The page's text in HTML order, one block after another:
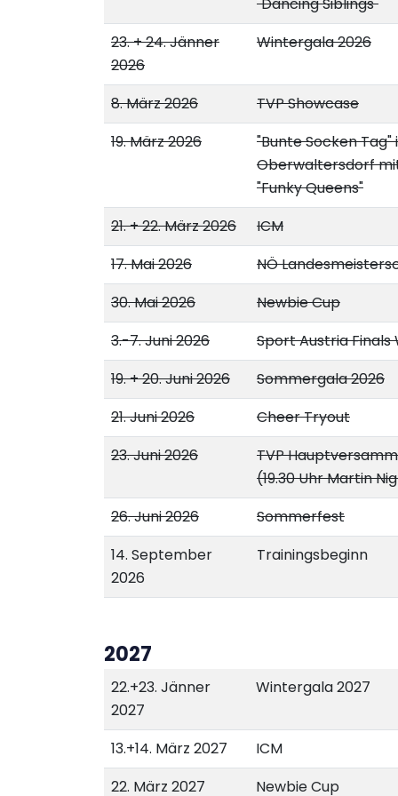
"Dancing Siblings"
23. + 24. Jänner
2026
Wintergala 2026
8. März 2026
TVP Showcase
19. März 2026
"Bunte Socken Tag"
Oberwaltersdorf
"Funky Queens"
21. + 22. März 2026
ICM
17. Mai 2026
NÖ
30. Mai 2026
Newbie Cup
3.-7. Juni 2026
Sport Austria Finals
19. + 20. Juni 2026
Sommergala 2026
21. Juni 2026
Cheer Tryout
23. Juni 2026
TVP
(19.30 Uhr Martin
26. Juni 2026
Sommerfest
14. September
2026
Trainingsbeginn
2027
22.+23. Jänner
2027
Wintergala 2027
13.+14. März 2027
ICM
22. März 2027
Newbie Cup